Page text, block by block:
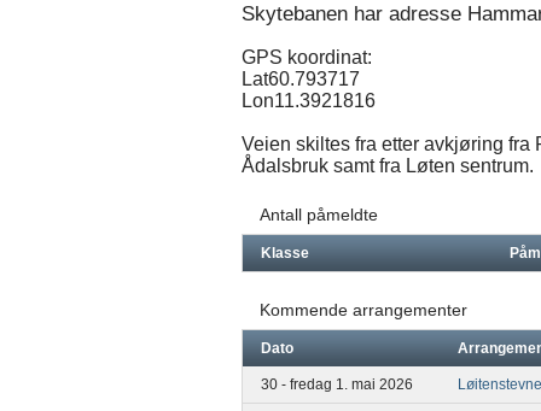
Skytebanen har adresse
GPS koordinat:
Lat60.793717
Lon11.3921816
Veien skiltes fra etter avkjøring fra
Ådalsbruk samt fra Løten sentrum.
Antall påmeldte
Klasse
Kommende arrangementer
Dato
30 - fredag 1. mai 2026